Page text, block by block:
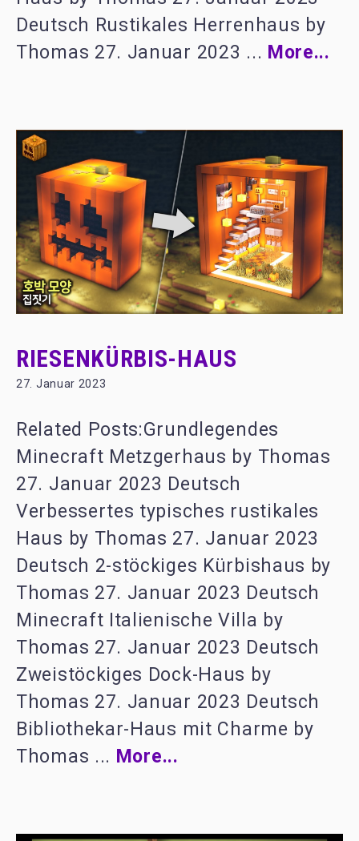
Deutsch Rustikales Herrenhaus by
Thomas 27. Januar 2023 ... More...
RIESENKÜRBIS-HAUS
27. Januar 2023
Related Posts:Grundlegendes
Minecraft Metzgerhaus by Thomas
27. Januar 2023 Deutsch
Verbessertes typisches rustikales
Haus by Thomas 27. Januar 2023
Deutsch 2-stöckiges Kürbishaus by
Thomas 27. Januar 2023 Deutsch
Minecraft Italienische Villa by
Thomas 27. Januar 2023 Deutsch
Zweistöckiges Dock-Haus by
Thomas 27. Januar 2023 Deutsch
Bibliothekar-Haus mit Charme by
Thomas ... More...